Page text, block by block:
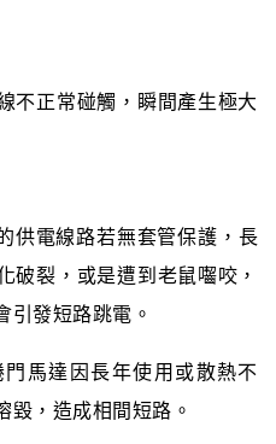
不正常碰觸，瞬間產生極大
供電線路若無套管保護，長
破裂，或是遭到老鼠囓咬，
引發短路跳電。
馬達因長年使用或散熱不
毀，造成相間短路。